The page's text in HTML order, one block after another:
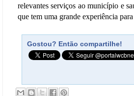
relevantes serviços ao município e
que tem uma grande experiência
Gostou? Então compartilhe!